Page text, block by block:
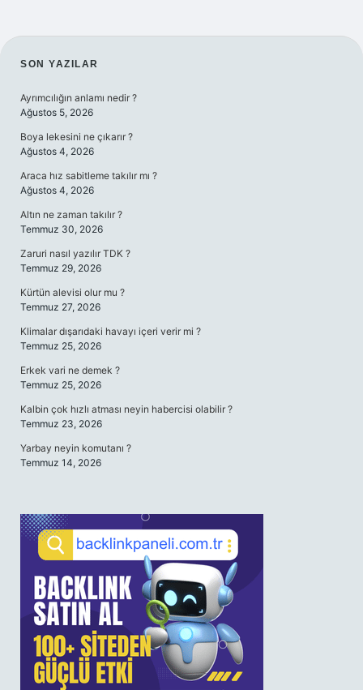
SIDEBAR
SON YAZILAR
Ayrımcılığın anlamı nedir ?
Ağustos 5, 2026
Boya lekesini ne çıkarır ?
Ağustos 4, 2026
Araca hız sabitleme takılır mı ?
Ağustos 4, 2026
Altın ne zaman takılır ?
Temmuz 30, 2026
Zaruri nasıl yazılır TDK ?
Temmuz 29, 2026
Kürtün alevisi olur mu ?
Temmuz 27, 2026
Klimalar dışarıdaki havayı içeri verir mi ?
Temmuz 25, 2026
Erkek vari ne demek ?
Temmuz 25, 2026
Kalbin çok hızlı atması neyin habercisi olabilir ?
Temmuz 23, 2026
Yarbay neyin komutanı ?
Temmuz 14, 2026